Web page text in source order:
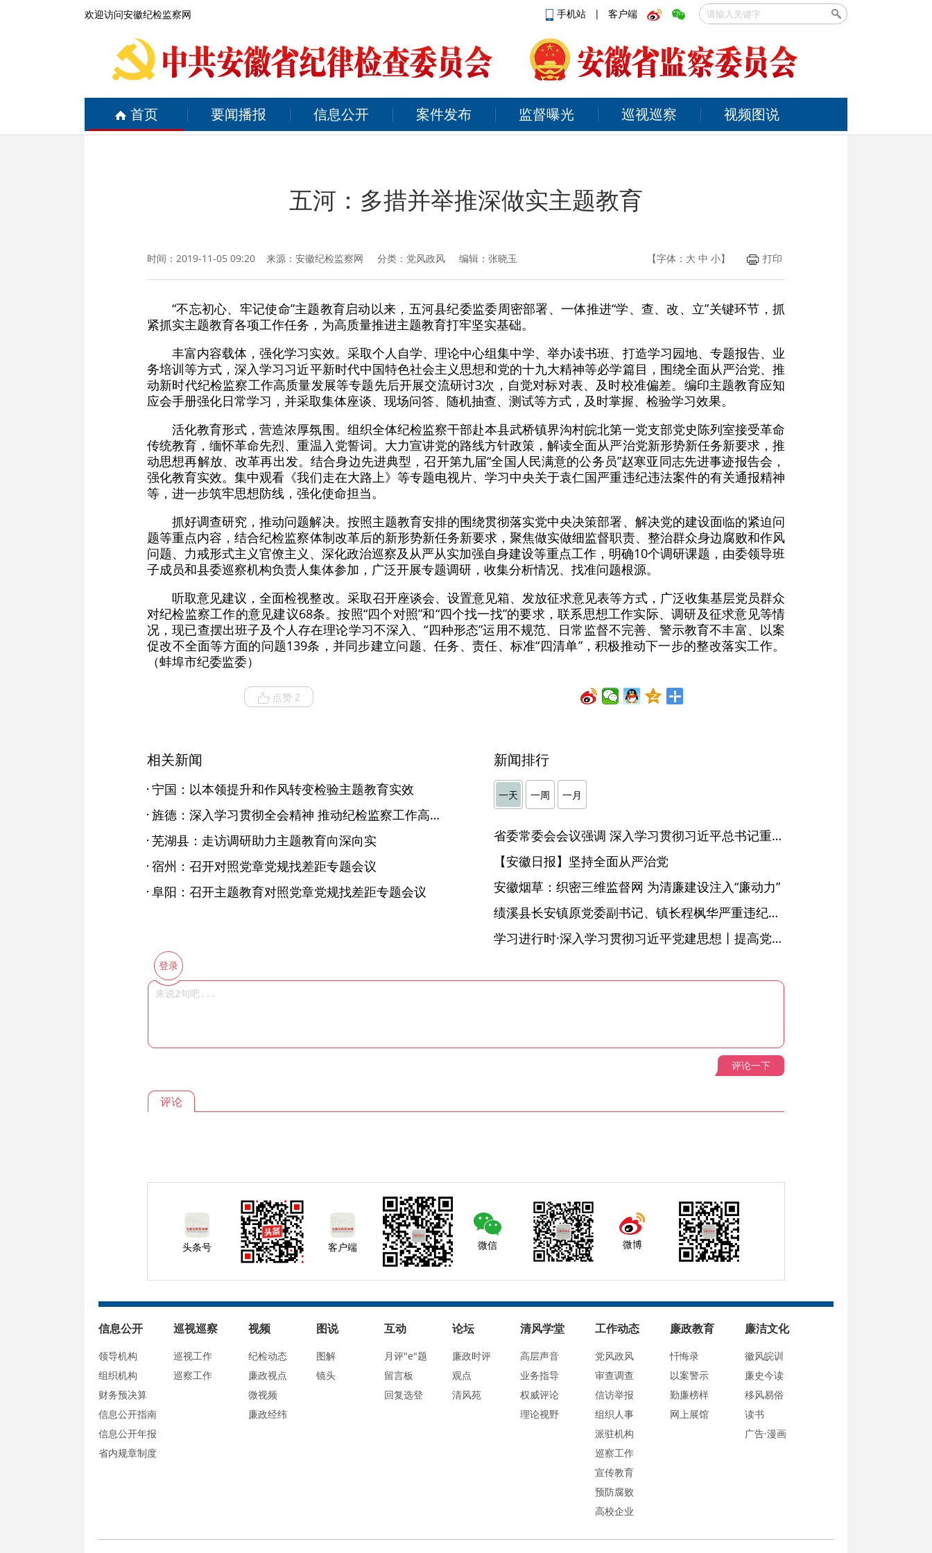
欢迎访问安徽纪检监察网 手机站 | 客户端
首页 要闻播报 信息公开 案件发布 监督曝光 巡视巡察 视频图说
五河：多措并举推深做实主题教育
时间：2019-11-05 09:20 来源： 安徽纪检监察网 分类：党风政风 编辑：张晓玉 【字体： 大 中 小】 打印
“不忘初心、牢记使命”主题教育启动以来，五河县纪委监委周密部署、一体推进“学、查、改、立”关键环节，抓
紧抓实主题教育各项工作任务，为高质量推进主题教育打牢坚实基础。
丰富内容载体，强化学习实效。采取个人自学、理论中心组集中学、举办读书班、打造学习园地、专题报告、业
务培训等方式，深入学习习近平新时代中国特色社会主义思想和党的十九大精神等必学篇目，围绕全面从严治党、推
动新时代纪检监察工作高质量发展等专题先后开展交流研讨3次，自觉对标对表、及时校准偏差。编印主题教育应知
应会手册强化日常学习，并采取集体座谈、现场问答、随机抽查、测试等方式，及时掌握、检验学习效果。
活化教育形式，营造浓厚氛围。组织全体纪检监察干部赴本县武桥镇界沟村皖北第一党支部党史陈列室接受革命
传统教育，缅怀革命先烈、重温入党誓词。大力宣讲党的路线方针政策，解读全面从严治党新形势新任务新要求，推
动思想再解放、改革再出发。结合身边先进典型，召开第九届“全国人民满意的公务员”赵寒亚同志先进事迹报告会，
强化教育实效。集中观看《我们走在大路上》等专题电视片、学习中央关于袁仁国严重违纪违法案件的有关通报精神
等，进一步筑牢思想防线，强化使命担当。
抓好调查研究，推动问题解决。按照主题教育安排的围绕贯彻落实党中央决策部署、解决党的建设面临的紧迫问
题等重点内容，结合纪检监察体制改革后的新形势新任务新要求，聚焦做实做细监督职责、整治群众身边腐败和作风
问题、力戒形式主义官僚主义、深化政治巡察及从严从实加强自身建设等重点工作，明确10个调研课题，由委领导班
子成员和县委巡察机构负责人集体参加，广泛开展专题调研，收集分析情况、找准问题根源。
听取意见建议，全面检视整改。采取召开座谈会、设置意见箱、发放征求意见表等方式，广泛收集基层党员群众
对纪检监察工作的意见建议68条。按照“四个对照”和“四个找一找”的要求，联系思想工作实际、调研及征求意见等情
况，现已查摆出班子及个人存在理论学习不深入、“四种形态”运用不规范、日常监督不完善、警示教育不丰富、以案
促改不全面等方面的问题139条，并同步建立问题、任务、责任、标准“四清单”，积极推动下一步的整改落实工作。
（蚌埠市纪委监委）
点赞 2
相关新闻
宁国：以本领提升和作风转变检验主题教育实效
旌德：深入学习贯彻全会精神 推动纪检监察工作高质量发展
芜湖县：走访调研助力主题教育向深向实
宿州：召开对照党章党规找差距专题会议
阜阳：召开主题教育对照党章党规找差距专题会议
新闻排行
一天 一周 一月
省委常委会会议强调 深入学习贯彻习近平总书记重要讲话精神 以高质量党建引领高质量发展 梁言顺主持并讲话
【安徽日报】坚持全面从严治党
安徽烟草：织密三维监督网 为清廉建设注入“廉动力”
绩溪县长安镇原党委副书记、镇长程枫华严重违纪违法被开除党籍和公职
学习进行时·深入学习贯彻习近平党建思想丨提高党的战斗力的法宝
登录
评论一下
评论
头条号 客户端 微信 微博
信息公开
领导机构
组织机构
财务预决算
信息公开指南
信息公开年报
省内规章制度
巡视巡察
巡视工作
巡察工作
视频
纪检动态
廉政视点
微视频
廉政经纬
图说
图解
镜头
互动
月评"e"题
留言板
回复选登
论坛
廉政时评
观点
清风苑
清风学堂
高层声音
业务指导
权威评论
理论视野
工作动态
党风政风
审查调查
信访举报
组织人事
派驻机构
巡察工作
宣传教育
预防腐败
高校企业
廉政教育
忏悔录
以案警示
勤廉榜样
网上展馆
廉洁文化
徽风皖训
廉史今读
移风易俗
读书
广告·漫画